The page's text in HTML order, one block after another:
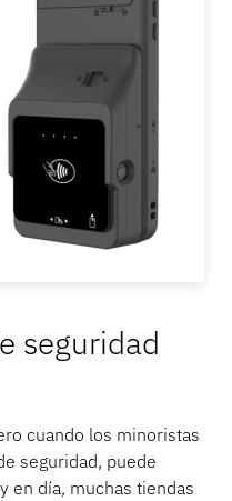
seguridad
cuando los minoristas
seguridad, puede
en día, muchas tiendas